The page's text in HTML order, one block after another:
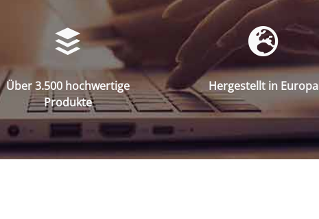
Über 3.500 hochwertige
Produkte
Hergestellt in Europa